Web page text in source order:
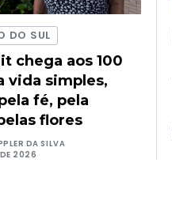
DO SUL
chega aos 100
vida simples,
fé, pela
flores
DA SILVA
DE 2026